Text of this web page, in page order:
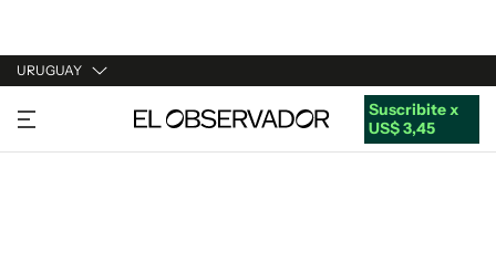
URUGUAY
URUGUAY
ARGENTINA
Suscribite x
US$ 3,45